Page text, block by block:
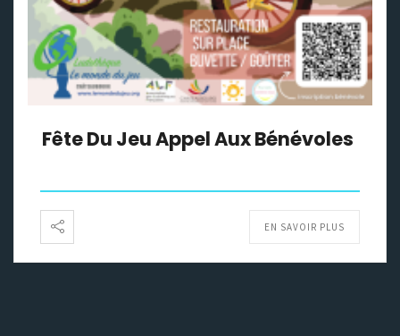
Fête Du Jeu Appel Aux Bénévoles
EN SAVOIR PLUS